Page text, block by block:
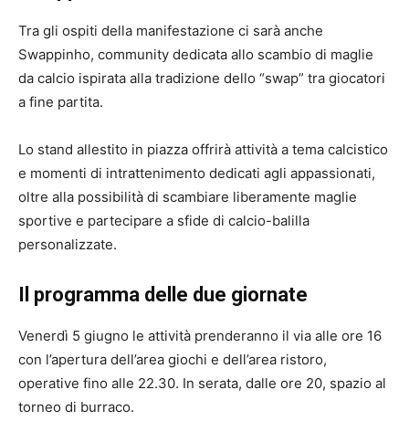
Tra gli ospiti della manifestazione ci sarà anche
Swappinho, community dedicata allo scambio di maglie
da calcio ispirata alla tradizione dello “swap” tra giocatori
a fine partita.
Lo stand allestito in piazza offrirà attività a tema calcistico
e momenti di intrattenimento dedicati agli appassionati,
oltre alla possibilità di scambiare liberamente maglie
sportive e partecipare a sfide di calcio-balilla
personalizzate.
Il programma delle due giornate
Venerdì 5 giugno le attività prenderanno il via alle ore 16
con l’apertura dell’area giochi e dell’area ristoro,
operative fino alle 22.30. In serata, dalle ore 20, spazio al
torneo di burraco.